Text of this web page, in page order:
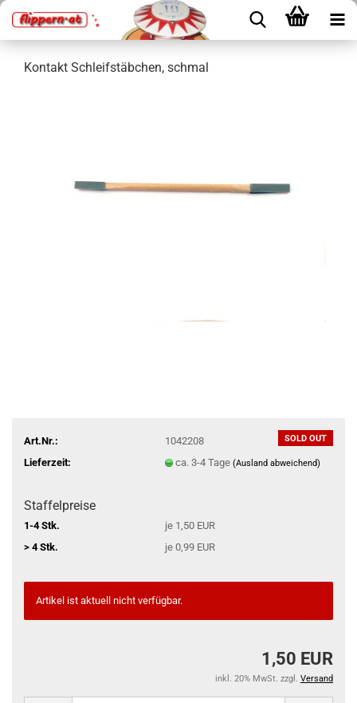
Kontakt Schleifstäbchen, schmal
SOLD OUT
Art.Nr.:
1042208
Lieferzeit:
ca. 3-4 Tage (Ausland abweichend)
Staffelpreise
1-4 Stk.
je 1,50 EUR
> 4 Stk.
je 0,99 EUR
Artikel ist aktuell nicht verfügbar.
1,50 EUR
inkl. 20% MwSt. zzgl. Versand